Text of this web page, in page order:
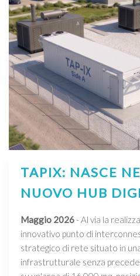
TAPIX: NASCE
NUOVO HUB
Maggio 2026- Al via la
innovativo punto di
strategico di rete situato in
infrastrutturale senza